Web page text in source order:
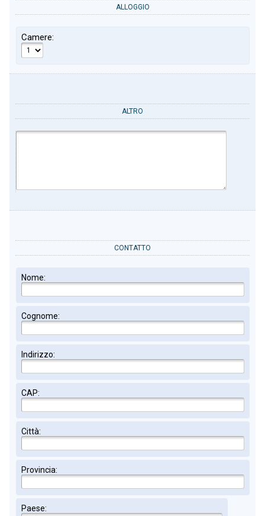
ALLOGGIO
Camere:
ALTRO
CONTATTO
Nome:
Cognome:
Indirizzo:
CAP:
Città:
Provincia:
Paese: